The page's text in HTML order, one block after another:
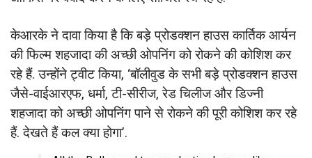
केआरके ने दावा किया है कि बड़े प्रोडक्शन हाउस कार्तिक आर्यन
की फिल्म शहजादा की अच्छी ओपनिंग को रोकने की कोशिश कर
रहे हैं. उन्होंने ट्वीट किया, ‘बॉलीवुड के सभी बड़े प्रोडक्शन हाउस
जैसे-वाईआरएफ, धर्मा, टी-सीरीज, रेड चिलीज और डिज्नी
शहजादा को अच्छी ओपनिंग पाने से रोकने की पूरी कोशिश कर रहे
हैं. देखते हैं कल क्या होगा’.